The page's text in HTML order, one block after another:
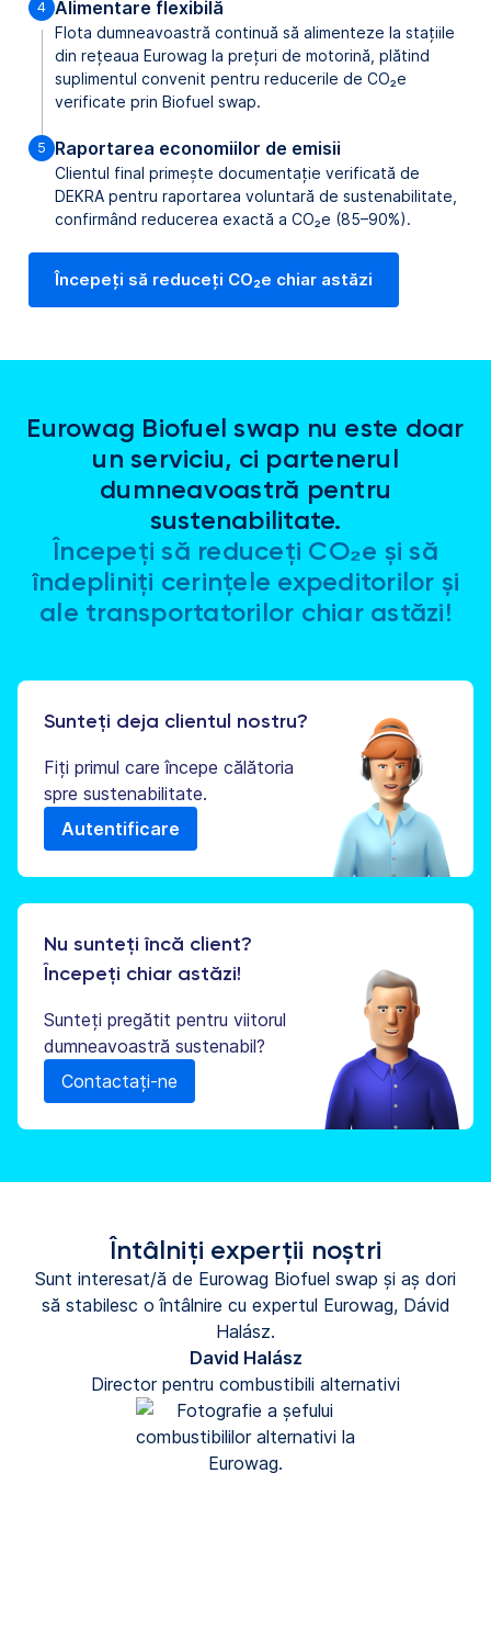
Alimentare flexibilă
Flota dumneavoastră continuă să alimenteze la stațiile
din rețeaua Eurowag la prețuri de motorină, plătind
suplimentul convenit pentru reducerile de CO₂e
verificate prin Biofuel swap.
Raportarea economiilor de emisii
Clientul final primește documentație verificată de
DEKRA pentru raportarea voluntară de sustenabilitate,
confirmând reducerea exactă a CO₂e (85–90%).
Începeți să reduceți CO₂e chiar astăzi
Eurowag Biofuel swap nu este doar
un serviciu, ci partenerul
dumneavoastră pentru
sustenabilitate.
Începeți să reduceți CO₂e și să
îndepliniți cerințele expeditorilor și
ale transportatorilor chiar astăzi!
Sunteți deja clientul nostru?
Fiți primul care începe călătoria
spre sustenabilitate.
Autentificare
Nu sunteți încă client?
Începeți chiar astăzi!
Sunteți pregătit pentru viitorul
dumneavoastră sustenabil?
Contactați-ne
Întâlniți experții noștri
Sunt interesat/ă de Eurowag Biofuel swap și aș dori
să stabilesc o întâlnire cu expertul Eurowag, Dávid
Halász.
David Halász
Director pentru combustibili alternativi